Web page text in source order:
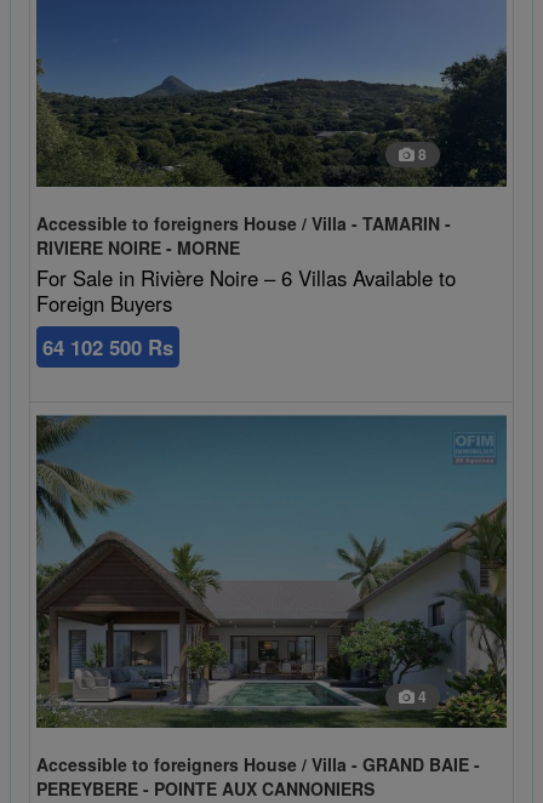
8
Accessible to foreigners House / Villa - TAMARIN -
RIVIERE NOIRE - MORNE
For Sale in Rivière Noire – 6 Villas Available to
Foreign Buyers
64 102 500 Rs
4
Accessible to foreigners House / Villa - GRAND BAIE -
PEREYBERE - POINTE AUX CANNONIERS